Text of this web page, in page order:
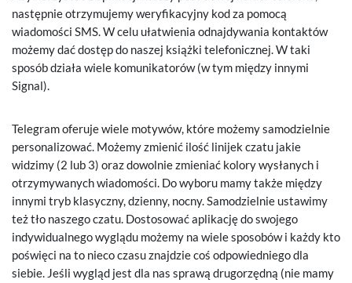
następnie otrzymujemy weryfikacyjny kod za pomocą
wiadomości SMS. W celu ułatwienia odnajdywania kontaktów
możemy dać dostęp do naszej książki telefonicznej. W taki
sposób działa wiele komunikatorów (w tym między innymi
Signal).
Telegram oferuje wiele motywów, które możemy samodzielnie
personalizować. Możemy zmienić ilość linijek czatu jakie
widzimy (2 lub 3) oraz dowolnie zmieniać kolory wysłanych i
otrzymywanych wiadomości. Do wyboru mamy także między
innymi tryb klasyczny, dzienny, nocny. Samodzielnie ustawimy
też tło naszego czatu. Dostosować aplikację do swojego
indywidualnego wyglądu możemy na wiele sposobów i każdy kto
poświęci na to nieco czasu znajdzie coś odpowiedniego dla
siebie. Jeśli wygląd jest dla nas sprawą drugorzędną (nie mamy